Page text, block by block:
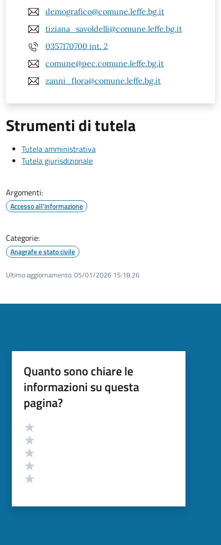
demografico@comune.leffe.bg.it
tiziana_savoldelli@comune.leffe.bg.it
0357170700 int. 2
comune@pec.comune.leffe.bg.it
zanni_flora@comune.leffe.bg.it
Strumenti di tutela
Tutela amministrativa
Tutela giurisdizionale
Argomenti:
Accesso all'informazione
Categorie:
Anagrafe e stato civile
Ultimo aggiornamento:05/01/2026 15:18.26
Quanto sono chiare le
informazioni su questa
pagina?
Valutazione